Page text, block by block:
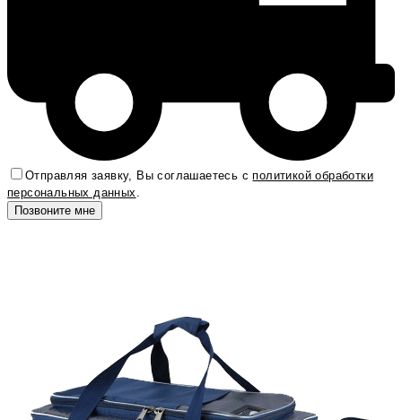
Отправляя заявку, Вы соглашаетесь сполитикой обработки
персональных данных